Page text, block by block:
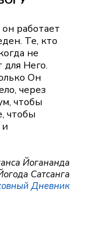
работает
Те, кто
не
Него.
Он
через
чтобы
чтобы
Йогананда
Сатсанга
Дневник